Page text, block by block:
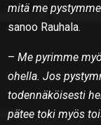
mitä me
sanoo Rauhala.
–Me pyrimme
ohella. Jos
todennäköisesti
pätee toki myös